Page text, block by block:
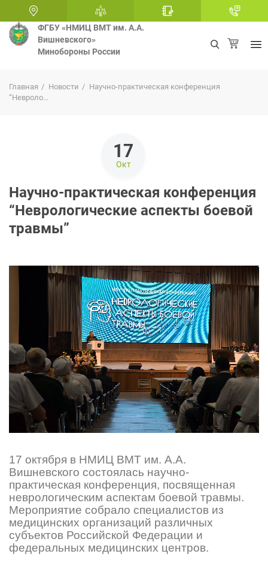
ФГБУ «НМИЦ ВМТ им. А.А.
Вишневского»
Минобороны России
Главная Новости
Научно-практическая конференция
“Невроло...
17
Окт
Научно-практическая конференция
“Неврологические аспекты боевой
травмы”
17 октября в НМИЦ ВМТ им. А.А.
Вишневского состоялась научно-
практическая конференция, посвященная
неврологическим аспектам боевой травмы.
Мероприятие собрало специалистов из
медицинских организаций различных
субъектов Российской Федерации и
федеральных медицинских центров.